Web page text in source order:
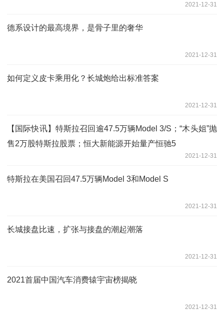
2021-12-31
德系设计的最高境界，是骨子里的奢华
2021-12-31
如何定义皮卡乘用化？长城炮给出标准答案
2021-12-31
【国际快讯】特斯拉召回逾47.5万辆Model 3/S；“木头姐”抛
售2万股特斯拉股票；恒大新能源开始量产恒驰5
2021-12-31
特斯拉在美国召回47.5万辆Model 3和Model S
2021-12-31
长城接盘比速，扩张与接盘的潮起潮落
2021-12-31
2021首届中国汽车消费辕宇宙榜揭晓
2021-12-31